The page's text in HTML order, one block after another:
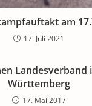
am
17. Juli 2021
Landesverband
Württemberg
17. Mai 2017